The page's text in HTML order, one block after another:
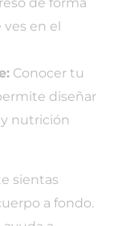
ves en el
Conocer tu
diseñar
nutrición
sientas
a fondo.